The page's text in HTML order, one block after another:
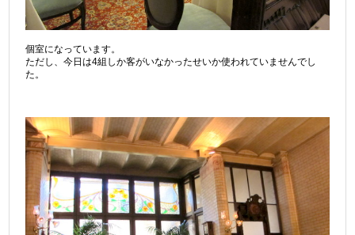
個室になっています。
ただし、今日は4組しか客がいなかったせいか使われていませんでし
た。